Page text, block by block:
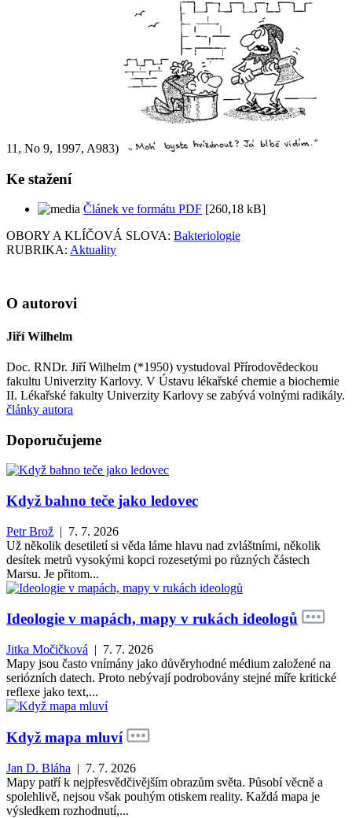
11, No 9, 1997, A983)
Ke stažení
Článek ve formátu PDF [260,18 kB]
OBORY A KLÍČOVÁ SLOVA: Bakteriologie
RUBRIKA: Aktuality
O autorovi
Jiří Wilhelm
Doc. RNDr. Jiří Wilhelm (*1950) vystudoval Přírodovědeckou
fakultu Univerzity Karlovy. V Ústavu lékařské chemie a biochemie
II. Lékařské fakulty Univerzity Karlovy se zabývá volnými radikály.
články autora
Doporučujeme
Když bahno teče jako ledovec
Petr Brož | 7. 7. 2026
Už několik desetiletí si věda láme hlavu nad zvláštními, několik
desítek metrů vysokými kopci rozesetými po různých částech
Marsu. Je přitom...
Ideologie v mapách, mapy v rukách ideologů
Jitka Močičková | 7. 7. 2026
Mapy jsou často vnímány jako důvěryhodné médium založené na
seriózních datech. Proto nebývají podrobovány stejné míře kritické
reflexe jako text,...
Když mapa mluví
Jan D. Bláha | 7. 7. 2026
Mapy patří k nejpřesvědčivějším obrazům světa. Působí věcně a
spolehlivě, nejsou však pouhým otiskem reality. Každá mapa je
výsledkem rozhodnutí,...